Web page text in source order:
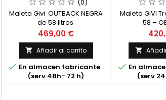
(0)
Maleta Givi OUTBACK NEGRA
de 58 litros
Precio
469,00 €
 Añadir al carrito
 En almacen fabricante
(serv 48h- 72 h)
Maleta GIVI
58 –

 En
(serv